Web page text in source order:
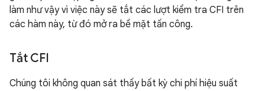
làm như vậy vì việc này sẽ tắt các lượt kiểm tra CFI trên
các hàm này, từ đó mở ra bề mặt tấn công.
Tắt CFI
Chúng tôi không quan sát thấy bất kỳ chi phí hiệu suất